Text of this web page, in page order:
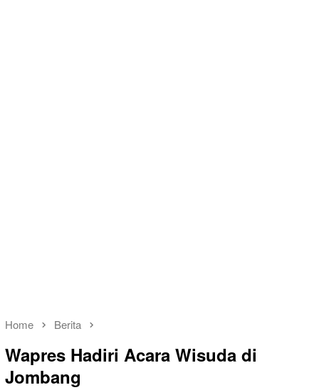
Home Berita
Wapres Hadiri Acara Wisuda di
Jombang